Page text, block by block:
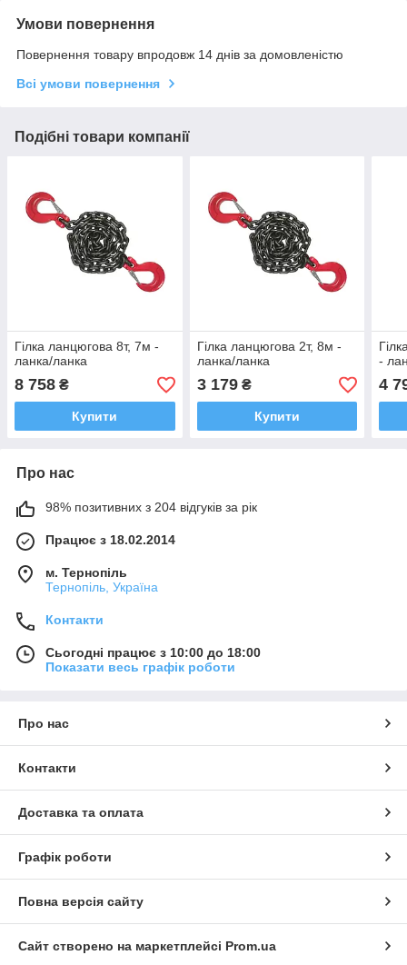
Умови повернення
Повернення товару впродовж 14 днів за домовленістю
Всі умови повернення
Подібні товари компанії
Гілка ланцюгова 8т, 7м -
ланка/ланка
8 758 ₴
Купити
Гілка ланцюгова 2т, 8м -
ланка/ланка
3 179₴
Купити
-
4
Про нас
98% позитивних з 204 відгуків за рік
Працює з 18.02.2014
м. Тернопіль
Тернопіль, Україна
Контакти
Сьогодні працює з 10:00 до 18:00
Показати весь графік роботи
Про нас
Контакти
Доставка та оплата
Графік роботи
Повна версія сайту
Сайт створено на маркетплейсі Prom.ua